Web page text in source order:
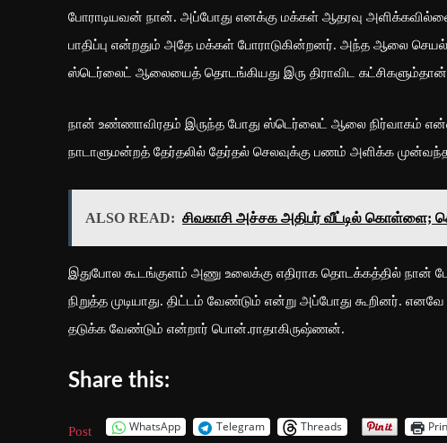
போராடியவன் நான். அப்போது எனக்கு மக்கள் ஆதரவு
பாதிப்பு என்றதும் அதே மக்கள் போராடுகின்றனர். அந்த ஆலை
ஸ்டெர்லைட் ஆலையைத் தொடங்கியது இரு திராவிட
நான் உண்ணாவிரதம் இருந்த போது ஸ்டெர்லைட் ஆலை நிர்வாகம்
நாடாளுமன்றத் தேர்தலில் தேர்தல் செலவுக்கு பணம் அளிக்க
ALSO READ: சிவகாசி அச்சக அதிபர் வீட்டில் கொள்ளை;
இதுபோல கூடங்குளம் அணு உலைக்கு எதிராக தொடக்கத்தில் நான்
நிறுத்த முடியாது. திட்டம் வேண்டும் என்று அப்போது கூறினர்.
தடுக்க வேண்டும் என்றார் பொன்.ராதாகிருஷ்ணன்.
Share this:
Post WhatsApp Telegram Threads